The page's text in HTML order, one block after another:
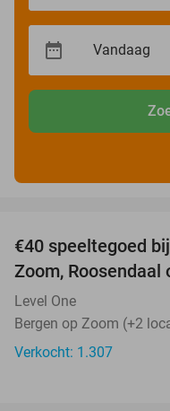
€40 speeltegoed
Zoom, Roosendaal
Level One
Bergen op Zoom (+2
Verkocht: 1.307